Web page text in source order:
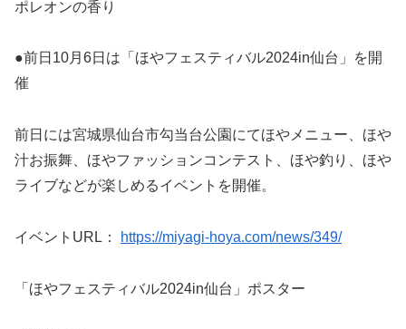
ポレオンの香り
●前日10月6日は「ほやフェスティバル2024in仙台」を開
催
前日には宮城県仙台市勾当台公園にてほやメニュー、ほや
汁お振舞、ほやファッションコンテスト、ほや釣り、ほや
ライブなどが楽しめるイベントを開催。
イベントURL： https://miyagi-hoya.com/news/349/
「ほやフェスティバル2024in仙台」ポスター